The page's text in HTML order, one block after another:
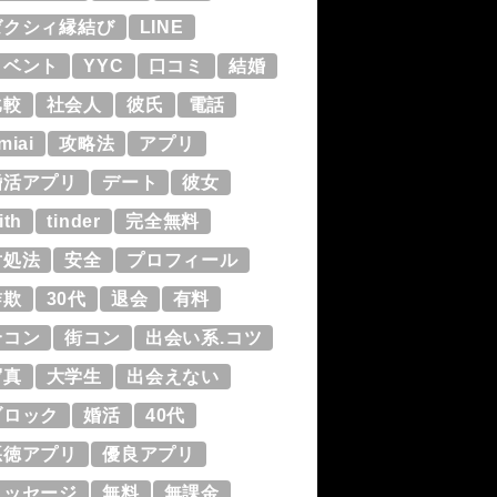
シィ縁結び LINE
ント YYC 口コミ 結婚
社会人 彼氏 電話
攻略法 アプリ
アプリ デート 彼女
tinder 完全無料
法 安全 プロフィール
30代 退会 有料
ン 街コン 出会い系.コツ
大学生 出会えない
ック 婚活 40代
アプリ 優良アプリ
セージ 無料 無課金